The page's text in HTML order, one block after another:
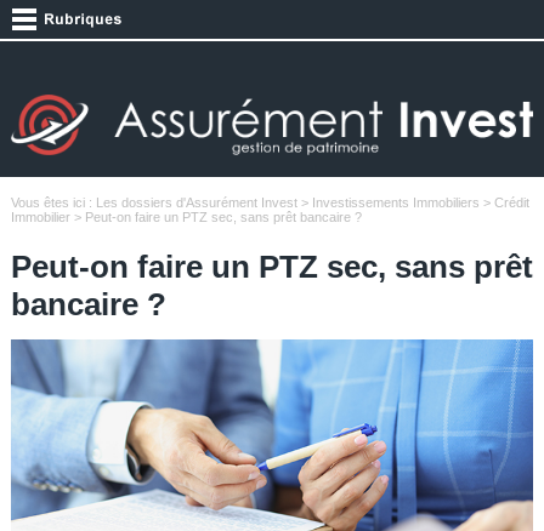
Vous êtes ici : Les dossiers d'Assurément Invest> Investissements Immobiliers > Crédit
Immobilier> Peut-on faire un PTZ sec, sans prêt bancaire ?
Peut-on faire un PTZ sec, sans prêt
bancaire ?